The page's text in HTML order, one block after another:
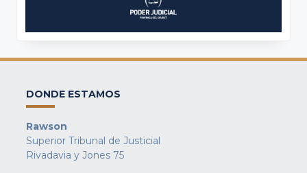
DONDE ESTAMOS
Rawson
Superior Tribunal de Justicial
Rivadavia y Jones 75